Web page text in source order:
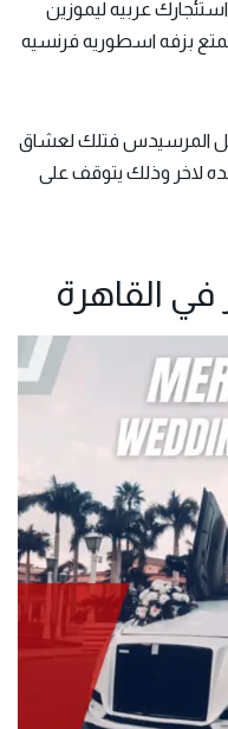
عربيه ليموزين
بزفه اسطوريه فرنسيه
مثل المرسيدس فتلك لعشاق
لاخر وذلك يتوقف على
في القاهرة